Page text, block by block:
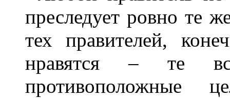
преследует ровно те
тех правителей,
нравятся – те